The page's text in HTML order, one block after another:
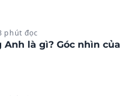
phút đọc
là gì? Góc nhìn của